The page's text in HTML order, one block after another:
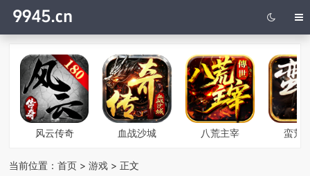
风云传奇 血战沙城 八荒主宰 蛮荒
当前位置：首页 >游戏 > 正文